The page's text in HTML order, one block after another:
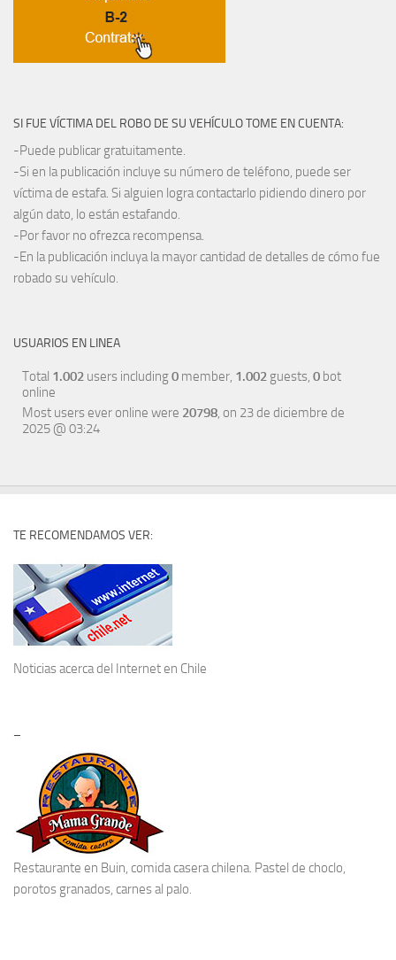
SI FUE VÍCTIMA DEL ROBO DE SU VEHÍCULO TOME EN CUENTA:
-Puede publicar gratuitamente.
-Si en la publicación incluye su número de teléfono, puede ser
víctima de estafa. Si alguien logra contactarlo pidiendo dinero por
algún dato, lo están estafando.
-Por favor no ofrezca recompensa.
-En la publicación incluya la mayor cantidad de detalles de cómo fue
robado su vehículo.
USUARIOS EN LINEA
Total 1.002 users including0 member, 1.002 guests, 0 bot
online
Most users ever online were 20798, on 23 de diciembre de
2025 @ 03:24
TE RECOMENDAMOS VER:
Noticias acerca del Internet en Chile
–
Restaurante en Buin, comida casera chilena. Pastel de choclo,
porotos granados, carnes al palo.